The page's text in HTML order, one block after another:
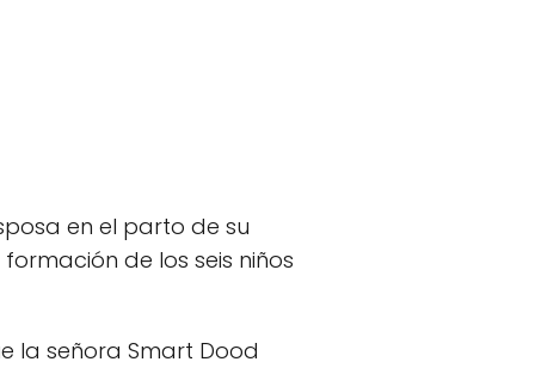
en el parto de su
de los seis niños
la señora Smart Dood